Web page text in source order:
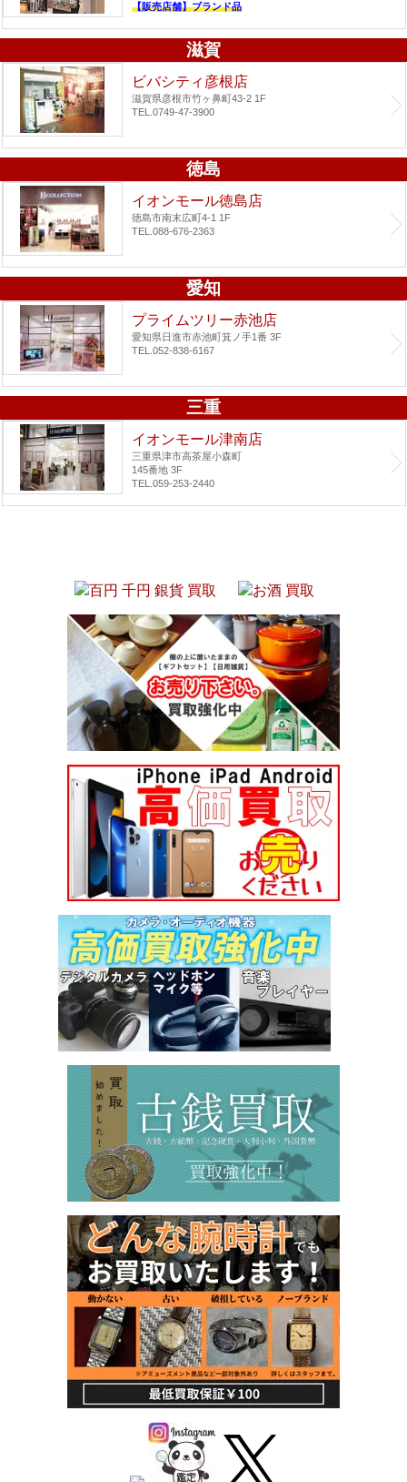
【販売店舗】ブランド品
滋賀
ビバシティ彦根店
滋賀県彦根市竹ヶ鼻町43-2 1F
TEL.0749-47-3900
徳島
イオンモール徳島店
徳島市南末広町4-1 1F
TEL.088-676-2363
愛知
プライムツリー赤池店
愛知県日進市赤池町箕ノ手1番 3F
TEL.052-838-6167
三重
イオンモール津南店
三重県津市高茶屋小森町
145番地 3F
TEL.059-253-2440